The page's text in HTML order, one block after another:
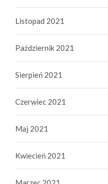
Listopad 2021
Październik 2021
Sierpień 2021
Czerwiec 2021
Maj 2021
Kwiecień 2021